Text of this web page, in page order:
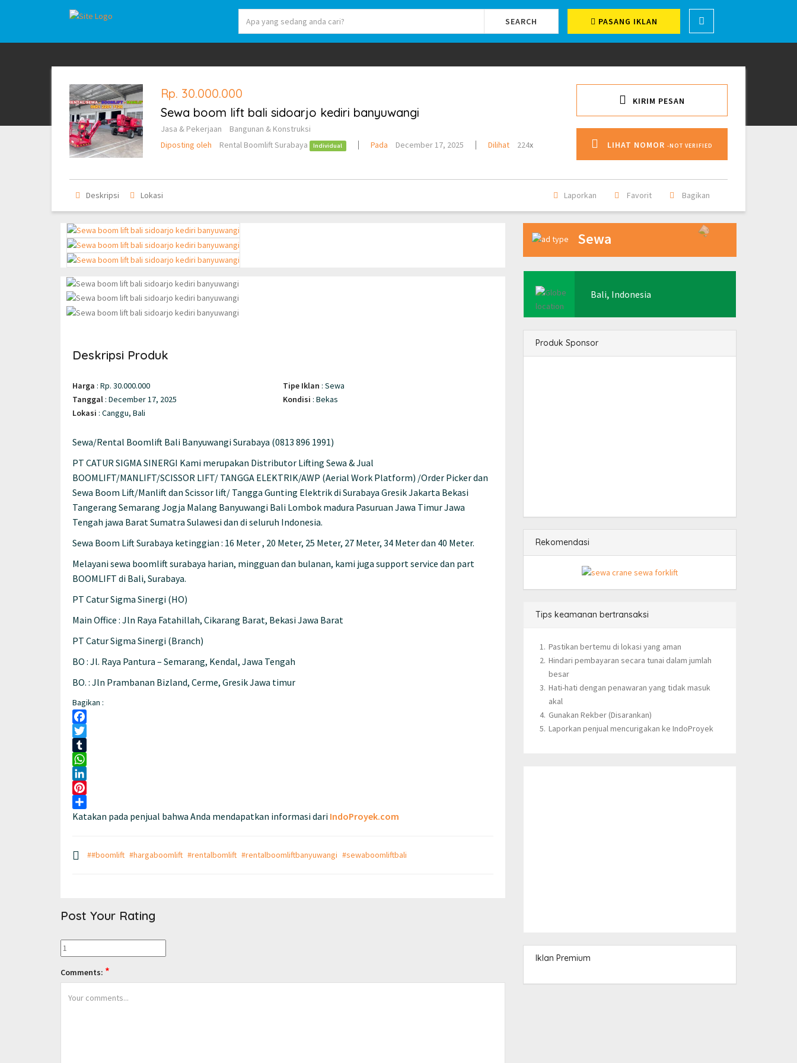
SEARCH PASANG IKLAN
Rp. 30.000.000
Sewa boom lift bali sidoarjo kediri banyuwangi
Jasa & Pekerjaan
Bangunan & Konstruksi
Diposting oleh
Rental Boomlift Surabaya Individual Pada December 17, 2025 Dilihat 224x
KIRIM PESAN
LIHAT NOMOR -NOT VERIFIED
Deskripsi Lokasi Bagikan
Favorit
Laporkan
Deskripsi Produk
Harga : Rp. 30.000.000 Tipe Iklan : Sewa
Tanggal : December 17, 2025 Kondisi : Bekas
Lokasi : Canggu, Bali
Sewa/Rental Boomlift Bali Banyuwangi Surabaya (0813 896 1991)
PT CATUR SIGMA SINERGI Kami merupakan Distributor Lifting Sewa & Jual
BOOMLIFT/MANLIFT/SCISSOR LIFT/ TANGGA ELEKTRIK/AWP (Aerial Work Platform) /Order Picker dan
Sewa Boom Lift/Manlift dan Scissor lift/ Tangga Gunting Elektrik di Surabaya Gresik Jakarta Bekasi
Tangerang Semarang Jogja Malang Banyuwangi Bali Lombok madura Pasuruan Jawa Timur Jawa
Tengah jawa Barat Sumatra Sulawesi dan di seluruh Indonesia.
Sewa Boom Lift Surabaya ketinggian : 16 Meter , 20 Meter, 25 Meter, 27 Meter, 34 Meter dan 40 Meter.
Melayani sewa boomlift surabaya harian, mingguan dan bulanan, kami juga support service dan part
BOOMLIFT di Bali, Surabaya.
PT Catur Sigma Sinergi (HO)
Main Office : Jln Raya Fatahillah, Cikarang Barat, Bekasi Jawa Barat
PT Catur Sigma Sinergi (Branch)
BO : Jl. Raya Pantura – Semarang, Kendal, Jawa Tengah
BO. : Jln Prambanan Bizland, Cerme, Gresik Jawa timur
Bagikan :
Facebook
Twitter
Tumblr
WhatsApp
LinkedIn
Pinterest
Share
Katakan pada penjual bahwa Anda mendapatkan informasi dari IndoProyek.com
##boomlift #hargaboomlift #rentalbomlift #rentalboomliftbanyuwangi #sewaboomliftbali
Post Your Rating
Comments: *
Sewa
Bali, Indonesia
Produk Sponsor
Rekomendasi
Tips keamanan bertransaksi
Pastikan bertemu di lokasi yang aman
Hindari pembayaran secara tunai dalam jumlah
besar
Hati-hati dengan penawaran yang tidak masuk
akal
Gunakan Rekber (Disarankan)
Laporkan penjual mencurigakan ke IndoProyek
Iklan Premium